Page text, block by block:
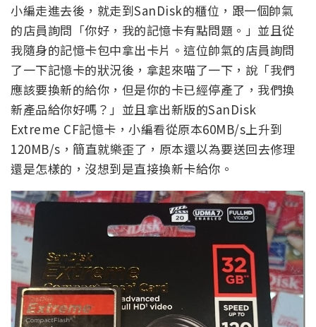
小編走進去後，就走到SanDisk的櫃位，跟一個帥氣
的店員詢問「你好，我的記憶卡有點問題。」並且從
我隨身的記憶卡包中拿出卡片。這位帥氣的店員詢問
了一下記憶卡的狀況後，拿起來喵了一下，說「我們
應該要換新的給你，但是你的卡已經停產了，我們換
新產品給你好嗎？」並且拿出新版的SanDisk
Extreme CF記憶卡，小編看從原本60MB/s上升到
120MB/s，簡直就樂歪了，原本還以為要送回去修理
還是怎樣的，沒想到是直接換新卡給你。